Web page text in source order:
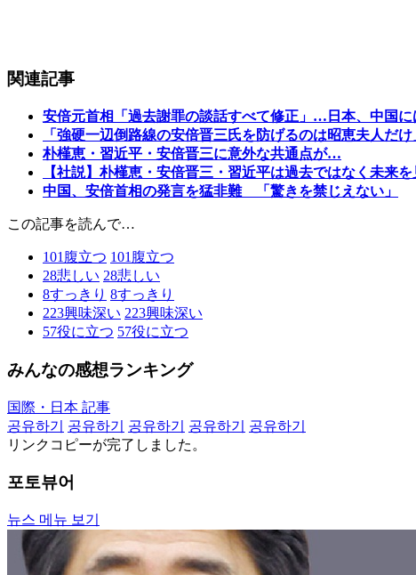
関連記事
安倍元首相「過去謝罪の談話すべて修正」…日本、中国
「強硬一辺倒路線の安倍晋三氏を防げるのは昭恵夫人だけ
朴槿恵・習近平・安倍晋三に意外な共通点が…
【社説】朴槿恵・安倍晋三・習近平は過去ではなく未来を
中国、安倍首相の発言を猛非難 「驚きを禁じえない」
この記事を読んで…
101 腹立つ 101 腹立つ
28悲しい 28悲しい
8すっきり 8すっきり
223興味深い 223興味深い
57役に立つ 57役に立つ
みんなの感想ランキング
国際・日本 記事
공유하기
공유하기 공유하기 공유하기
공유하기
リンクコピーが完了しました。
포토뷰어
뉴스 메뉴 보기